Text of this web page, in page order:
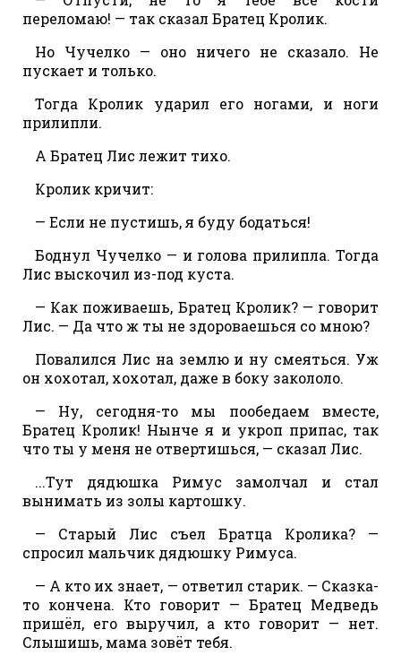
переломаю! — так сказал Братец Кролик.
Но Чучелко — оно ничего не сказало. Не
пускает и только.
Тогда Кролик ударил его ногами, и ноги
прилипли.
А Братец Лис лежит тихо.
Кролик кричит:
— Если не пустишь, я буду бодаться!
Боднул Чучелко — и голова прилипла. Тогда
Лис выскочил из-под куста.
— Как поживаешь, Братец Кролик? — говорит
Лис. — Да что ж ты не здороваешься со мною?
Повалился Лис на землю и ну смеяться. Уж
он хохотал, хохотал, даже в боку закололо.
— Ну, сегодня-то мы пообедаем вместе,
Братец Кролик! Нынче я и укроп припас, так
что ты у меня не отвертишься, — сказал Лис.
...Тут дядюшка Римус замолчал и стал
вынимать из золы картошку.
— Старый Лис съел Братца Кролика? —
спросил мальчик дядюшку Римуса.
— А кто их знает, — ответил старик. — Сказка-
то кончена. Кто говорит — Братец Медведь
пришёл, его выручил, а кто говорит — нет.
Слышишь, мама зовёт тебя.